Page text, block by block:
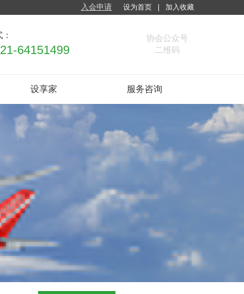
64151499
设为首页 加入收藏
入会申请
协会公众号
二维码
设享家 服务咨询